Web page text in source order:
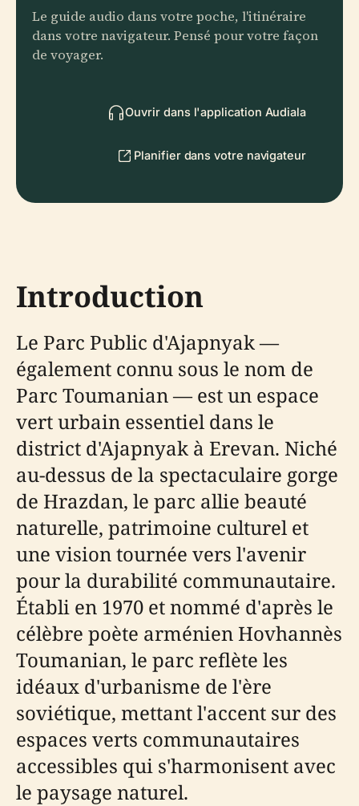
Le guide audio dans votre poche, l'itinéraire
dans votre navigateur. Pensé pour votre façon
de voyager.
Ouvrir dans l'application Audiala
Planifier dans votre navigateur
Introduction
Le Parc Public d'Ajapnyak —
également connu sous le nom de
Parc Toumanian — est un espace
vert urbain essentiel dans le
district d'Ajapnyak à Erevan. Niché
au-dessus de la spectaculaire gorge
de Hrazdan, le parc allie beauté
naturelle, patrimoine culturel et
une vision tournée vers l'avenir
pour la durabilité communautaire.
Établi en 1970 et nommé d'après le
célèbre poète arménien Hovhannès
Toumanian, le parc reflète les
idéaux d'urbanisme de l'ère
soviétique, mettant l'accent sur des
espaces verts communautaires
accessibles qui s'harmonisent avec
le paysage naturel.